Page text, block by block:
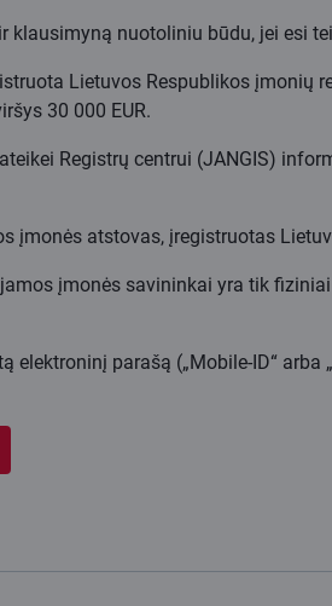
klausimyną nuotoliniu būdu, jei esi
Lietuvos Respublikos įmonių
30 000 EUR.
Registrų centrui (JANGIS)
įmonės atstovas, įregistruotas
įmonės savininkai yra tik
elektroninį parašą („Mobile-ID“ arba